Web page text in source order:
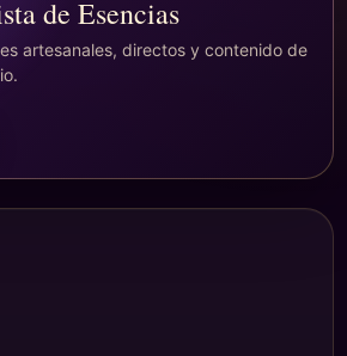
de Esencias
artesanales, directos y contenido de